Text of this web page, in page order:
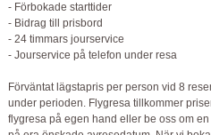
- Förbokade starttider
- Bidrag till prisbord
- 24 timmars jourservice
- Jourservice på telefon under resa
Förväntat lägstapris per person vid 8
under perioden. Flygresa tillkommer
flygresa på egen hand eller be oss om